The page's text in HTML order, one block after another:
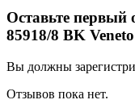
Оставьте первый
85918/8 BK
Вы должны
Отзывов пока нет.